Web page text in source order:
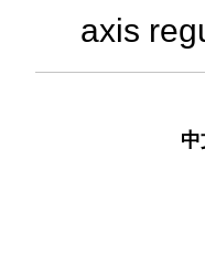
axis